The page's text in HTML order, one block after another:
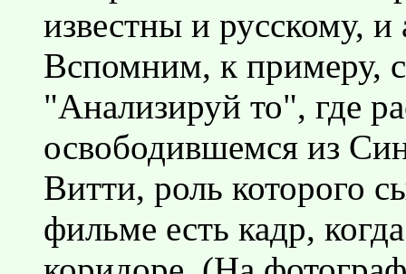
известны и русскому,
Вспомним, к примеру,
"Анализируй то", где
освободившемся из
Витти, роль которого
фильме есть кадр,